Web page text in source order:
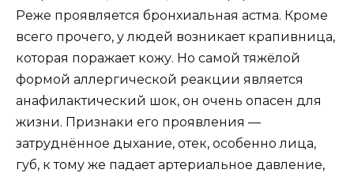
Реже проявляется бронхиальная астма. Кроме
всего прочего, у людей возникает крапивница,
которая поражает кожу. Но самой тяжёлой
формой аллергической реакции является
анафилактический шок, он очень опасен для
жизни. Признаки его проявления —
затруднённое дыхание, отек, особенно лица,
губ, к тому же падает артериальное давление,